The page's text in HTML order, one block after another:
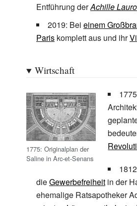
Entführung derAchille Lauro
2019: Bei einem
Paris komplett aus und ihr
Wirtschaft
1775: Originalplan der
Saline in Arc-et-Senans
dieGewerbefreiheit in der
ehemalige Ratsapotheker